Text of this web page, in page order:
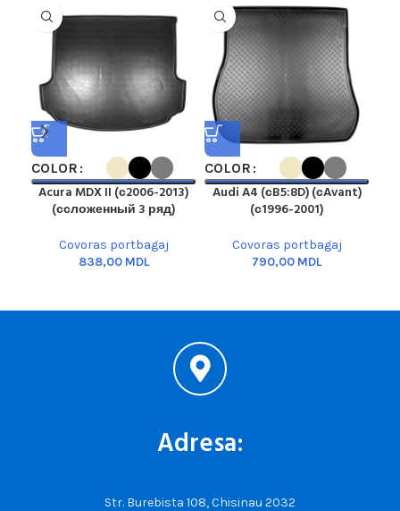
COLOR
Acura MDX II (с2006-2013)
(ссложенный 3 ряд)
Covoras portbagaj
MDL
COLOR
Audi A4 (сB5:8D) (сAvant)
(с1996-2001)
Covoras portbagaj
MDL
Adresa:
Str. Burebista 108, Chisinau 2032